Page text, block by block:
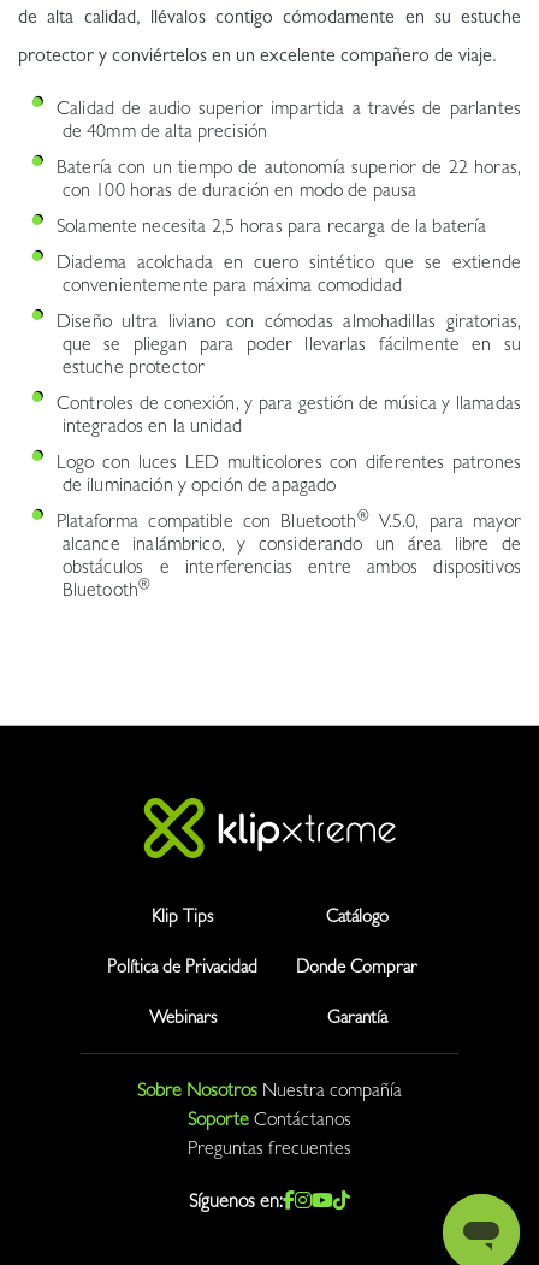
de alta calidad, llévalos contigo cómodamente en su estuche
protector y conviértelos en un excelente compañero de viaje.
Calidad de audio superior impartida a través de parlantes
de 40mm de alta precisión
Batería con un tiempo de autonomía superior de 22 horas,
con 100 horas de duración en modo de pausa
Solamente necesita 2,5 horas para recarga de la batería
Diadema acolchada en cuero sintético que se extiende
convenientemente para máxima comodidad
Diseño ultra liviano con cómodas almohadillas giratorias,
que se pliegan para poder llevarlas fácilmente en su
estuche protector
Controles de conexión, y para gestión de música y llamadas
integrados en la unidad
Logo con luces LED multicolores con diferentes patrones
de iluminación y opción de apagado
Plataforma compatible con Bluetooth®
V.5.0, para mayor
alcance inalámbrico, y considerando un área libre de
obstáculos e interferencias entre ambos dispositivos
Bluetooth®
Klip Tips Catálogo
Política de Privacidad Donde Comprar
Webinars Garantía
Sobre Nosotros Nuestra compañía
Soporte Contáctanos
Preguntas frecuentes
Síguenos en: